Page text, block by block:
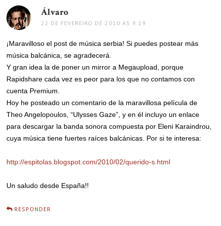
Álvaro
22 DE FEVEREIRO DE 2010 ÀS 9:19
¡Maravilloso el post de música serbia! Si puedes postear más
música balcánica, se agradecerá.
Y gran idea la de poner un mirror a Megaupload, porque
Rapidshare cada vez es peor para los que no contamos con
cuenta Premium.
Hoy he posteado un comentario de la maravillosa película de
Theo Angelopoulos, “Ulysses Gaze”, y en él incluyo un enlace
para descargar la banda sonora compuesta por Eleni Karaindrou,
cuya música tiene fuertes raíces balcánicas. Por si te interesa:
http://espitolas.blogspot.com/2010/02/querido-s.html
Un saludo desde España!!
RESPONDER